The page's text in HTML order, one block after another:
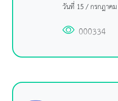
วันที่ 15 / กรกฎาค
000334